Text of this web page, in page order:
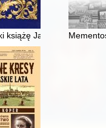
książę Janusz